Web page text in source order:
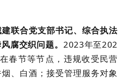
联合党支部书记、综合执法
腐交织问题。 2023年至202
春节等节点，违规收受民营
、白酒；接受管理服务对象